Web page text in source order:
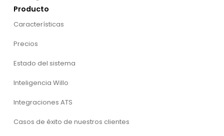
Producto
Características
Precios
Estado del sistema
Inteligencia Willo
Integraciones ATS
Casos de éxito de nuestros clientes